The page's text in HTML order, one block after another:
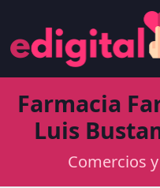
Farmacia
Luis
Comercios